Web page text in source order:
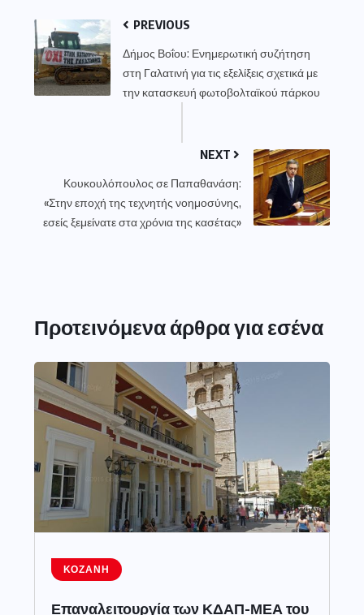
PREVIOUS
Δήμος Βοΐου: Ενημερωτική συζήτηση
στη Γαλατινή για τις εξελίξεις σχετικά με
την κατασκευή φωτοβολταϊκού πάρκου
NEXT
Κουκουλόπουλος σε Παπαθανάση:
«Στην εποχή της τεχνητής νοημοσύνης,
εσείς ξεμείνατε στα χρόνια της κασέτας»
Προτεινόμενα άρθρα για εσένα
ΚΟΖΆΝΗ
Επαναλειτουργία των ΚΔΑΠ-ΜΕΑ του